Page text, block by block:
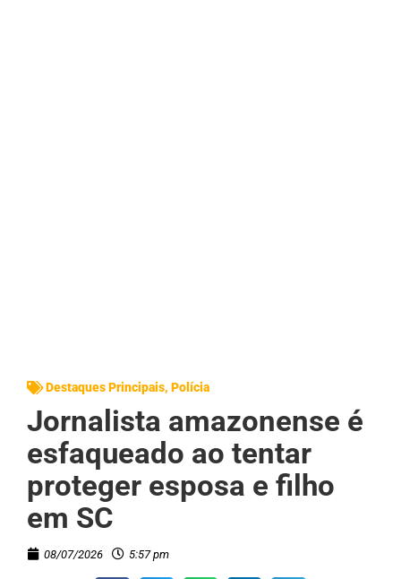
Destaques Principais, Polícia
Jornalista amazonense é
esfaqueado ao tentar
proteger esposa e filho
em SC
08/07/2026 5:57 pm